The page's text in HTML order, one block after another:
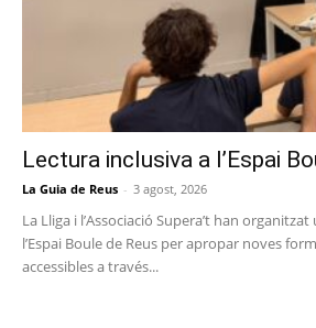
Lectura inclusiva a l’Espai
La Guia de Reus - 3 agost, 2026
La Lliga i l’Associació Supera’t han
l’Espai Boule de Reus per apropar noves
accessibles a través...